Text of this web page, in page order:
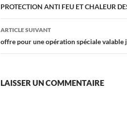
des
articles
PROTECTION ANTI FEU ET CHALEUR
ARTICLE SUIVANT
offre pour une opération spéciale valable
LAISSER UN COMMENTAIRE